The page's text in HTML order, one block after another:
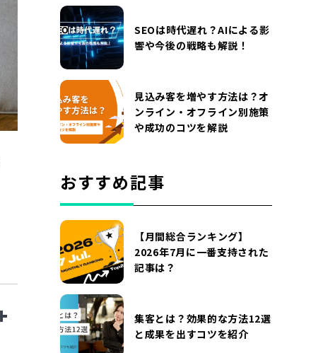
SEOは時代遅れ？AIによる影
響や今後の戦略も解説！
見込み客を増やす方法は？オ
ンライン・オフライン別施策
や成功のコツを解説
おすすめ記事
【月間総合ランキング】
2026年7月に一番支持された
記事は？
集客とは？効果的な方法12選
と成果を出すコツを紹介